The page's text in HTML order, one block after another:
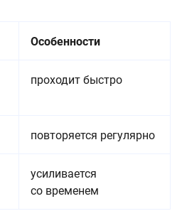
Особенности
проходит быстро
повторяется регулярно
усиливается
со временем